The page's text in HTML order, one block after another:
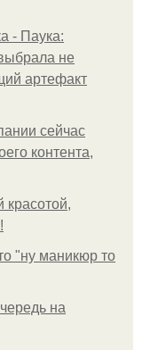
- Паука:
не
артефакт
сейчас
контента,
красотой,
"ну маникюр то
на